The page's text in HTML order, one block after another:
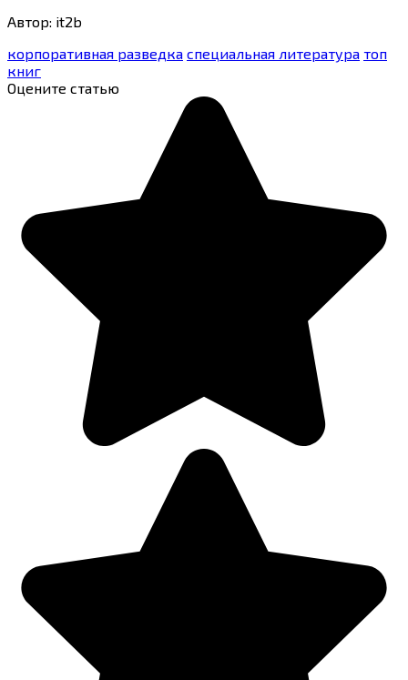
Автор: it2b
корпоративная разведка специальная литература топ
книг
Оцените статью